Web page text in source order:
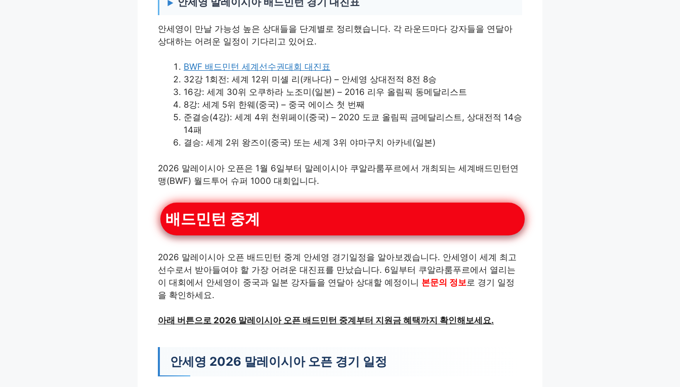
안세영이 만날 가능성 높은 상대들을 단계별로 정리했습니다. 각 라운드마다 강자들을 연달아
상대하는 어려운 일정이 기다리고 있어요.
BWF 배드민턴 세계선수권대회 대진표
32강 1회전: 세계 12위 미셸 리(캐나다) – 안세영 상대전적 8전 8승
16강: 세계 30위 오쿠하라 노조미(일본) – 2016 리우 올림픽 동메달리스트
8강: 세계 5위 한웨(중국) – 중국 에이스 첫 번째
준결승(4강): 세계 4위 천위페이(중국) – 2020 도쿄 올림픽 금메달리스트, 상대전적 14승
14패
결승: 세계 2위 왕즈이(중국) 또는 세계 3위 야마구치 아카네(일본)
2026 말레이시아 오픈은 1월 6일부터 말레이시아 쿠알라룸푸르에서 개최되는 세계배드민턴연
맹(BWF) 월드투어 슈퍼 1000 대회입니다.
배드민턴 중계
2026 말레이시아 오픈 배드민턴 중계 안세영 경기일정을 알아보겠습니다. 안세영이 세계 최고
선수로서 받아들여야 할 가장 어려운 대진표를 만났습니다. 6일부터 쿠알라룸푸르에서 열리는
이 대회에서 안세영이 중국과 일본 강자들을 연달아 상대할 예정이니 본문의 정보 로 경기 일정
을 확인하세요.
아래 버튼으로 2026 말레이시아 오픈 배드민턴 중계부터 지원금 혜택까지 확인해보세요.
안세영 2026 말레이시아 오픈 경기 일정